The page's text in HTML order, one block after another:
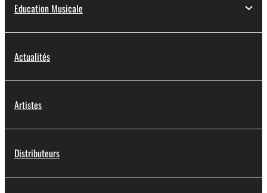
Education Musicale
Actualités
Artistes
Distributeurs